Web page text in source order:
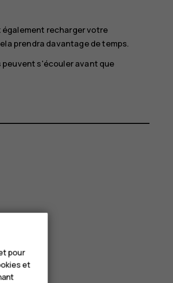
également recharger votre
prendra davantage de temps.
s'écouler avant que
pour
et